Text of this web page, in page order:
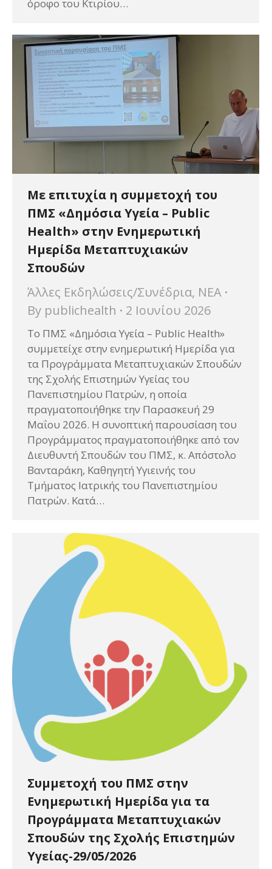
όροφο του Κτιρίου…
Με επιτυχία η συμμετοχή του
ΠΜΣ «Δημόσια Υγεία – Public
Health» στην Ενημερωτική
Ημερίδα Μεταπτυχιακών
Σπουδών
Άλλες Εκδηλώσεις/Συνέδρια, ΝΕΑ
By publichealth 2 Ιουνίου 2026
Το ΠΜΣ «Δημόσια Υγεία – Public Health»
συμμετείχε στην ενημερωτική Ημερίδα για
τα Προγράμματα Μεταπτυχιακών Σπουδών
της Σχολής Επιστημών Υγείας του
Πανεπιστημίου Πατρών, η οποία
πραγματοποιήθηκε την Παρασκευή 29
Μαΐου 2026. Η συνοπτική παρουσίαση του
Προγράμματος πραγματοποιήθηκε από τον
Διευθυντή Σπουδών του ΠΜΣ, κ. Απόστολο
Βανταράκη, Καθηγητή Υγιεινής του
Τμήματος Ιατρικής του Πανεπιστημίου
Πατρών. Κατά…
Συμμετοχή του ΠΜΣ στην
Ενημερωτική Ημερίδα για τα
Προγράμματα Μεταπτυχιακών
Σπουδών της Σχολής Επιστημών
Υγείας-29/05/2026